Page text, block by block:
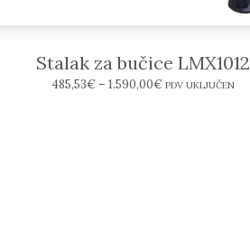
Stalak za bučice LMX1012
485,53€– 1.590,00€ PDV UKLJUČEN